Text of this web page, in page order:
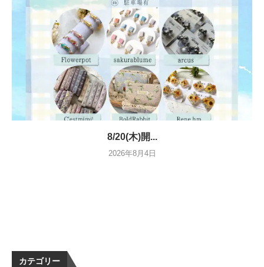
8/20(木)開...
2026年8月4日
カテゴリー